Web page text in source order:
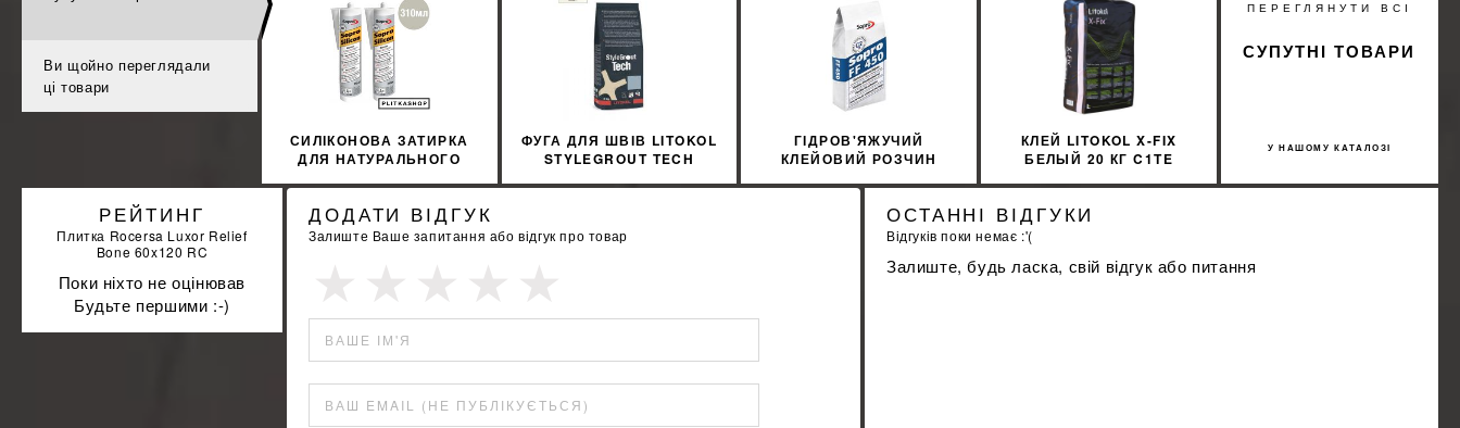
ДІЗНАЙТИСЯ ЗНИЖКУ %
КУПИТИ
ДІЗНАЙТИСЯ ЗНИЖКУ
КУПИТИ
Ви щойно переглядали
ці товари
СИЛІКОНОВА ЗАТИРКА
ДЛЯ НАТУРАЛЬНОГО
310МЛ
ФУГА ДЛЯ ШВІВ LITOKOL
STYLEGROUT TECH
ГІДРОВ'ЯЖУЧИЙ
КЛЕЙОВИЙ РОЗЧИН
КЛЕЙ LITOKOL X-FIX
БЕЛЫЙ 20 КГ C1TE
ПЕРЕГЛЯНУТИ ВСІ
У НАШОМУ КАТАЛОЗІ
СУПУТНІ ТОВАРИ
РЕЙТИНГ
Плитка Rocersa Luxor Relief
Bone 60x120 RC
Поки ніхто не оцінював
Будьте першими :-)
ДОДАТИ ВІДГУК
Залиште Ваше запитання або відгук про товар
ВАШЕ ІМ'Я
ВАШ EMAIL (НЕ ПУБЛІКУЄТЬСЯ)
ОСТАННІ ВІДГУКИ
Відгуків поки немає :'(
Залиште, будь ласка, свій відгук або питання